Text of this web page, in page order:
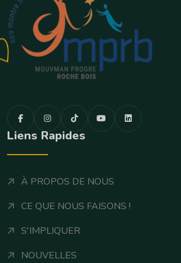
Liens Rapides
À PROPOS DE NOUS
CE QUE NOUS FAISONS !
S'IMPLIQUER
NOUVELLES